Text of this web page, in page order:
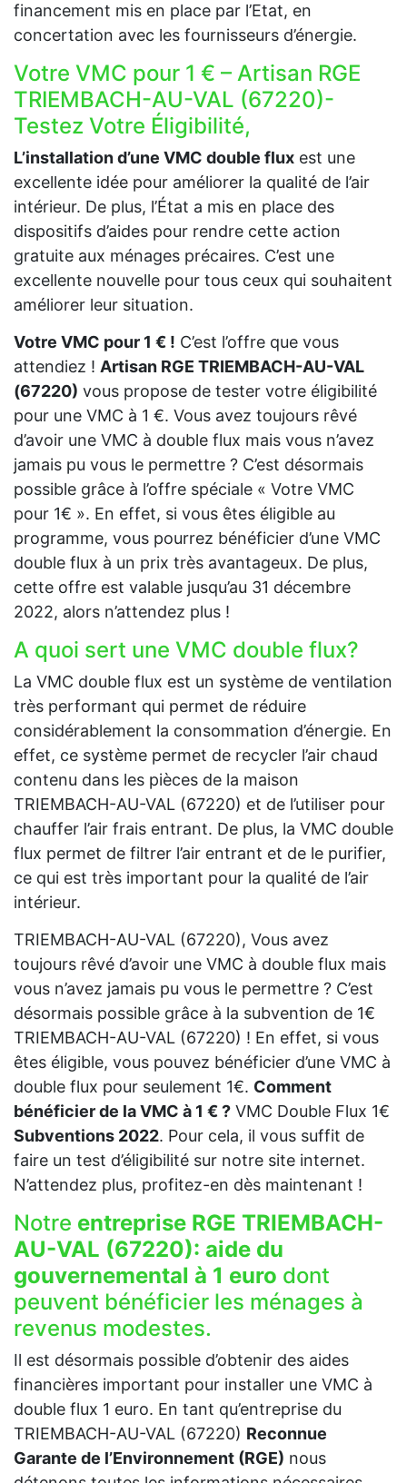
financement mis en place par l’Etat, en
concertation avec les fournisseurs d’énergie.
Votre VMC pour 1 € – Artisan RGE
TRIEMBACH-AU-VAL (67220)-
Testez Votre Éligibilité,
L’installation d’une VMC double flux est une
excellente idée pour améliorer la qualité de l’air
intérieur. De plus, l’État a mis en place des
dispositifs d’aides pour rendre cette action
gratuite aux ménages précaires. C’est une
excellente nouvelle pour tous ceux qui souhaitent
améliorer leur situation.
Votre VMC pour 1 € ! C’est l’offre que vous
attendiez ! Artisan RGE TRIEMBACH-AU-VAL
(67220) vous propose de tester votre éligibilité
pour une VMC à 1 €. Vous avez toujours rêvé
d’avoir une VMC à double flux mais vous n’avez
jamais pu vous le permettre ? C’est désormais
possible grâce à l’offre spéciale « Votre VMC
pour 1€ ». En effet, si vous êtes éligible au
programme, vous pourrez bénéficier d’une VMC
double flux à un prix très avantageux. De plus,
cette offre est valable jusqu’au 31 décembre
2022, alors n’attendez plus !
A quoi sert une VMC double flux?
La VMC double flux est un système de ventilation
très performant qui permet de réduire
considérablement la consommation d’énergie. En
effet, ce système permet de recycler l’air chaud
contenu dans les pièces de la maison
TRIEMBACH-AU-VAL (67220) et de l’utiliser pour
chauffer l’air frais entrant. De plus, la VMC double
flux permet de filtrer l’air entrant et de le purifier,
ce qui est très important pour la qualité de l’air
intérieur.
TRIEMBACH-AU-VAL (67220), Vous avez
toujours rêvé d’avoir une VMC à double flux mais
vous n’avez jamais pu vous le permettre ? C’est
désormais possible grâce à la subvention de 1€
TRIEMBACH-AU-VAL (67220) ! En effet, si vous
êtes éligible, vous pouvez bénéficier d’une VMC à
double flux pour seulement 1€. Comment
bénéficier de la VMC à 1 € ? VMC Double Flux 1€
Subventions 2022. Pour cela, il vous suffit de
faire un test d’éligibilité sur notre site internet.
N’attendez plus, profitez-en dès maintenant !
Notre entreprise RGE TRIEMBACH-
AU-VAL (67220): aide du
gouvernemental à 1 euro dont
peuvent bénéficier les ménages à
revenus modestes.
Il est désormais possible d’obtenir des aides
financières important pour installer une VMC à
double flux 1 euro. En tant qu’entreprise du
TRIEMBACH-AU-VAL (67220) Reconnue
Garante de l’Environnement (RGE) nous